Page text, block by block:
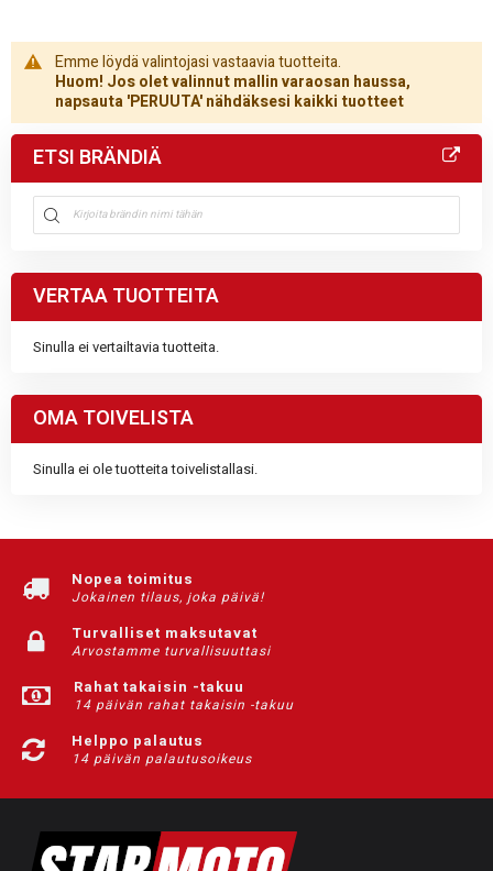
Emme löydä valintojasi vastaavia tuotteita.
Huom! Jos olet valinnut mallin varaosan haussa,
napsauta 'PERUUTA' nähdäksesi kaikki tuotteet
ETSI BRÄNDIÄ
VERTAA TUOTTEITA
Sinulla ei vertailtavia tuotteita.
OMA TOIVELISTA
Sinulla ei ole tuotteita toivelistallasi.
Nopea toimitus
Jokainen tilaus, joka päivä!
Turvalliset maksutavat
Arvostamme turvallisuuttasi
Rahat takaisin -takuu
14 päivän rahat takaisin -takuu
Helppo palautus
14 päivän palautusoikeus